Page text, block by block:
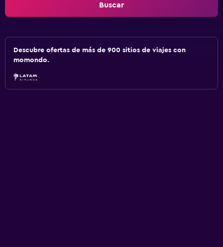
Buscar
Descubre ofertas de más de 900 sitios de viajes con
momondo.